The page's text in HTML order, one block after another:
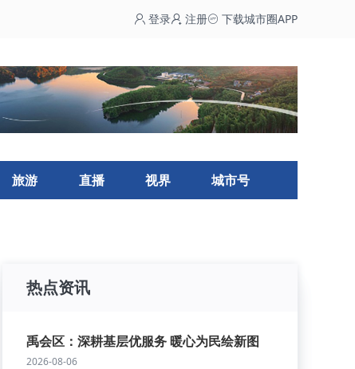
登录 注册 下载城市圈APP
旅游 直播 视界 城市号
热点资讯
禹会区：深耕基层优服务 暖心为民绘新图
2026-08-06